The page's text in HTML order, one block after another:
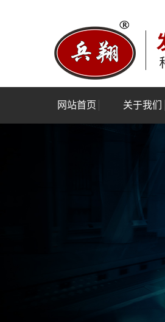
网站首页 关于我们